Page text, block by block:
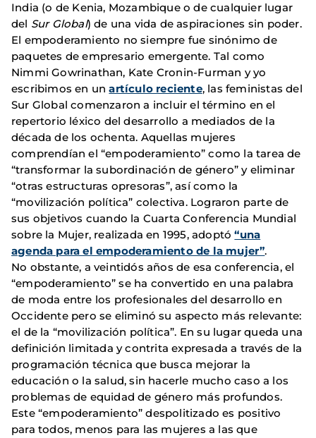
India (o de Kenia, Mozambique o de cualquier lugar
del Sur Global) de una vida de aspiraciones sin poder.
El empoderamiento no siempre fue sinónimo de
paquetes de empresario emergente. Tal como
Nimmi Gowrinathan, Kate Cronin-Furman y yo
escribimos en unartículo reciente, las feministas del
Sur Global comenzaron a incluir el término en el
repertorio léxico del desarrollo a mediados de la
década de los ochenta. Aquellas mujeres
comprendían el “empoderamiento” como la tarea de
“transformar la subordinación de género” y eliminar
“otras estructuras opresoras”, así como la
“movilización política” colectiva. Lograron parte de
sus objetivos cuando la Cuarta Conferencia Mundial
sobre la Mujer, realizada en 1995, adoptó“una
agenda para el empoderamiento de la mujer”.
No obstante, a veintidós años de esa conferencia, el
“empoderamiento” se ha convertido en una palabra
de moda entre los profesionales del desarrollo en
Occidente pero se eliminó su aspecto más relevante:
el de la “movilización política”. En su lugar queda una
definición limitada y contrita expresada a través de la
programación técnica que busca mejorar la
educación o la salud, sin hacerle mucho caso a los
problemas de equidad de género más profundos.
Este “empoderamiento” despolitizado es positivo
para todos, menos para las mujeres a las que